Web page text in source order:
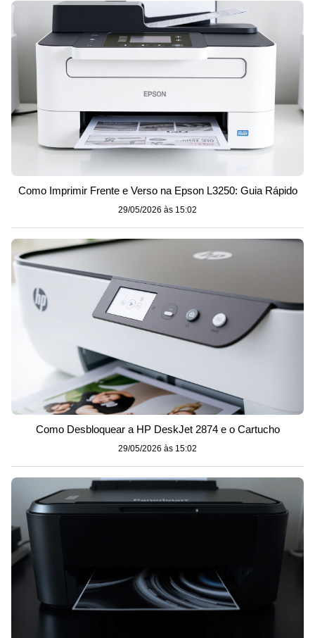
Como Imprimir Frente e Verso na Epson L3250: Guia Rápido
29/05/2026 às 15:02
Como Desbloquear a HP DeskJet 2874 e o Cartucho
29/05/2026 às 15:02